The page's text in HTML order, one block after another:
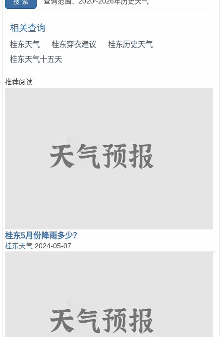
相关查询
桂东天气 桂东穿衣建议
桂东历史天气
桂东天气十五天
推荐阅读
桂东5月份降雨多少？
桂东天气 2024-05-07